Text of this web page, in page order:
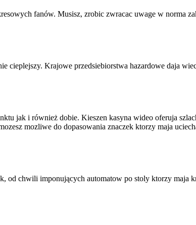
fanów. Musisz, zrobic zwracac uwage w norma
cieplejszy. Krajowe przedsiebiorstwa hazardowe daja
jak i również dobie. Kieszen kasyna wideo oferuja
mozliwe do dopasowania znaczek ktorzy maja
od chwili imponujących automatow po stoly ktorzy maja